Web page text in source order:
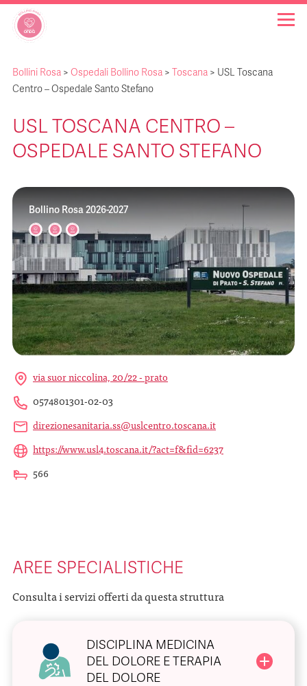
OSPEDALI BOLLINO ROSA
INIZIATIVE
FAQ
CHI SIAMO
Bollini Rosa > Ospedali Bollino Rosa > Toscana > USL Toscana
Centro – Ospedale Santo Stefano
USL TOSCANA CENTRO –
OSPEDALE SANTO STEFANO
Bollino Rosa 2026-2027
via suor niccolina, 20/22 - prato
0574801301-02-03
direzionesanitaria.ss@uslcentro.toscana.it
https://www.usl4.toscana.it/?act=f&fid=6237
566
AREE SPECIALISTICHE
Consulta i servizi offerti da questa struttura
DISCIPLINA MEDICINA
DEL DOLORE E TERAPIA
DEL DOLORE